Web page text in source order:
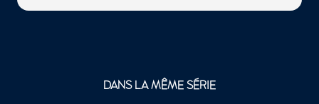
DANS LA MÊME SÉRIE